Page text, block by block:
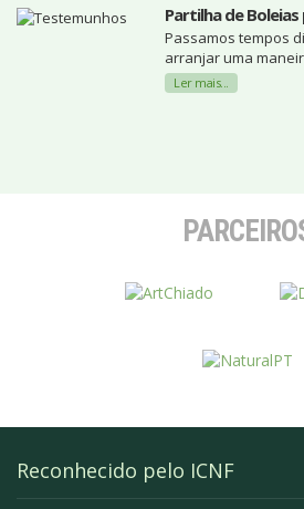
Partilha de
Passamos tempos
arranjar uma
Ler mais...
Reconhecido pelo ICNF